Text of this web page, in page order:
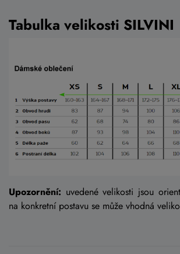
Tabulka velikosti SILVINI
Upozornění: uvedené velikosti jsou
na konkretní postavu se může vhodná